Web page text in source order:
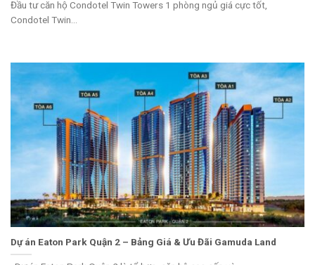
Đầu tư căn hộ Condotel Twin Towers 1 phòng ngủ giá cực tốt,
Condotel Twin...
Dự án Eaton Park Quận 2 – Bảng Giá & Ưu Đãi Gamuda Land